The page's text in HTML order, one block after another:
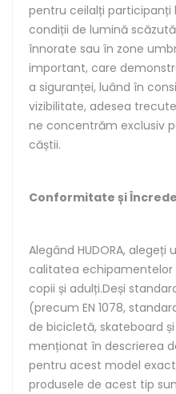
pentru ceilalți participanți
condiții de lumină
înnorate sau în zone
important, care
a siguranței, luând în
vizibilitate, adesea
ne concentrăm exclusiv
căștii.
Conformitate și
Alegând HUDORA,
calitatea
copii și adulți.Deși
(precum EN 1078,
de bicicletă, skateboard
menționat în descrierea
pentru acest model
produsele de acest tip